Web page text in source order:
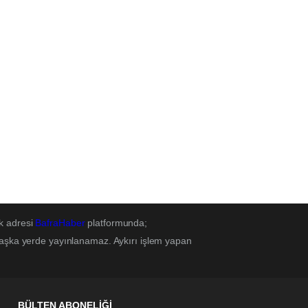
adresi BafraHaberplatformunda;
yerde yayınlanamaz. Aykırı işlem yapan
BÜLTEN ABONELİĞİ